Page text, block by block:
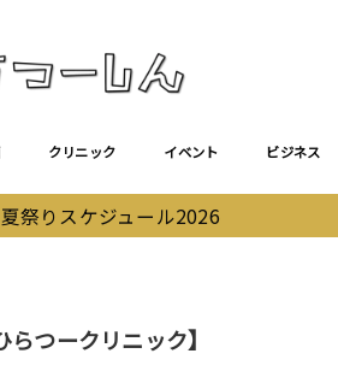
クリニック イベント ビジネス
祭りスケジュール2026
つークリニック】